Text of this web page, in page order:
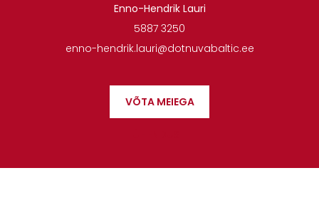
VÕTA MEIEGA
Enno-Hendrik Lauri
5887 3250
enno-hendrik.lauri@dotnuvabaltic.ee